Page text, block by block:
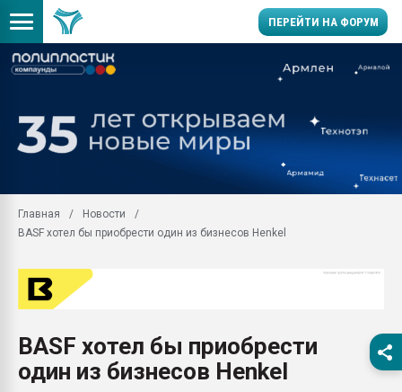
ПЕРЕЙТИ НА ФОРУМ
Вакуум-формовочные
ближайшее
28.07.2026
Материал поверхности
вакуумного
Главная
Новости
BASF хотел бы приобрести один из бизнесов Henkel
BASF хотел бы приобрести
один из бизнесов Henkel